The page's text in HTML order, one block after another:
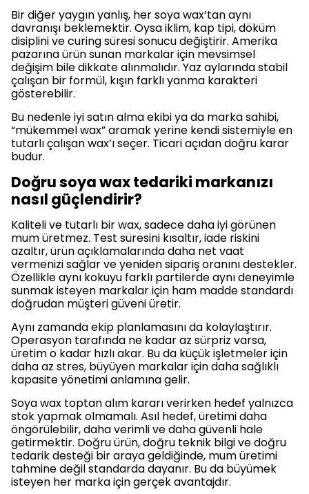
Bir diğer yaygın yanlış, her soya wax’tan aynı
davranışı beklemektir. Oysa iklim, kap tipi, döküm
disiplini ve curing süresi sonucu değiştirir. Amerika
pazarına ürün sunan markalar için mevsimsel
değişim bile dikkate alınmalıdır. Yaz aylarında stabil
çalışan bir formül, kışın farklı yanma karakteri
gösterebilir.
Bu nedenle iyi satın alma ekibi ya da marka sahibi,
“mükemmel wax” aramak yerine kendi sistemiyle en
tutarlı çalışan wax’ı seçer. Ticari açıdan doğru karar
budur.
Doğru soya wax tedariki markanızı
nasıl güçlendirir?
Kaliteli ve tutarlı bir wax, sadece daha iyi görünen
mum üretmez. Test süresini kısaltır, iade riskini
azaltır, ürün açıklamalarında daha net vaat
vermenizi sağlar ve yeniden sipariş oranını destekler.
Özellikle aynı kokuyu farklı partilerde aynı deneyimle
sunmak isteyen markalar için ham madde standardı
doğrudan müşteri güveni üretir.
Aynı zamanda ekip planlamasını da kolaylaştırır.
Operasyon tarafında ne kadar az sürpriz varsa,
üretim o kadar hızlı akar. Bu da küçük işletmeler için
daha az stres, büyüyen markalar için daha sağlıklı
kapasite yönetimi anlamına gelir.
Soya wax toptan alım kararı verirken hedef yalnızca
stok yapmak olmamalı. Asıl hedef, üretimi daha
öngörülebilir, daha verimli ve daha güvenli hale
getirmektir. Doğru ürün, doğru teknik bilgi ve doğru
tedarik desteği bir araya geldiğinde, mum üretimi
tahmine değil standarda dayanır. Bu da büyümek
isteyen her marka için gerçek avantajdır.